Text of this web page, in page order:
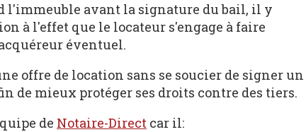
l'immeuble avant la signature du bail, il y
à l'effet que le locateur s'engage à faire
éventuel.
offre de location sans se soucier de signer un
de mieux protéger ses droits contre des tiers.
de Notaire-Direct car il: